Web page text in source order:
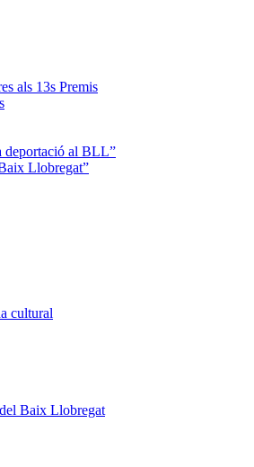
als 13s Premis
deportació al BLL”
Llobregat”
cultural
Baix Llobregat